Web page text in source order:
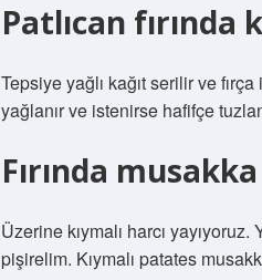
Patlıcan fırında
Tepsiye yağlı kağıt serilir ve
yağlanır ve istenirse hafifçe
Fırında
Üzerine kıymalı harcı
pişirelim. Kıymalı patates